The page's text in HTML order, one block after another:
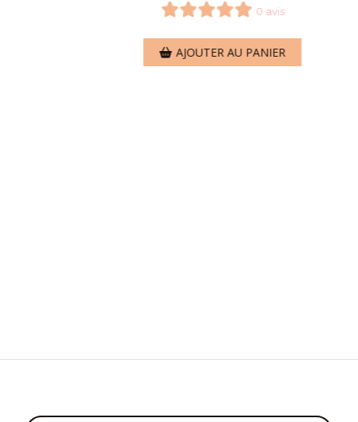
0 avis
AJOUTER AU PANIER